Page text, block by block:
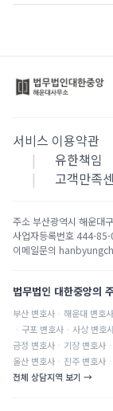
서비스 이용약관
|
유한책임
|
고객만족
주소부산광역시 해운대
사업자등록번호 444-
이메일문의
법무법인 대한중앙의
부산 변호사 · 해운대 변호사
· 구포 변호사 · 사상 변호
금정 변호사 · 기장 변호사 ·
울산 변호사 · 진주 변호사 ·
전체 상담지역 보기 →